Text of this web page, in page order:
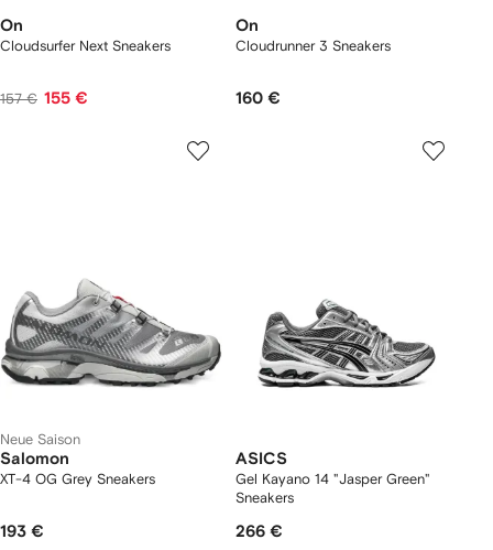
On
Cloudsurfer Next Sneakers
157 € 155 €
On
Cloudrunner 3 Sneakers
160 €
Neue Saison
Salomon
XT-4 OG Grey Sneakers
193 €
ASICS
Gel Kayano 14 "Jasper Green"
Sneakers
266 €